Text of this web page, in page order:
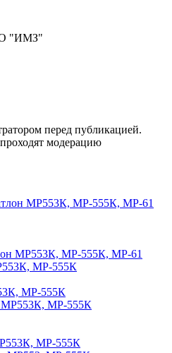
"ИМЗ"
перед публикацией.
модерацию
МР553К, МР-555К, МР-61
МР-555К
МР-555К